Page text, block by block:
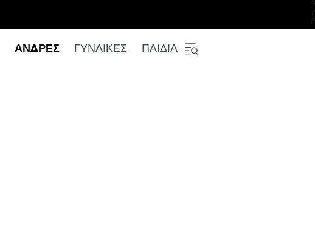
ΑΝΔΡΕΣ ΓΥΝΑΙΚΕΣ ΠΑΙΔΙΑ